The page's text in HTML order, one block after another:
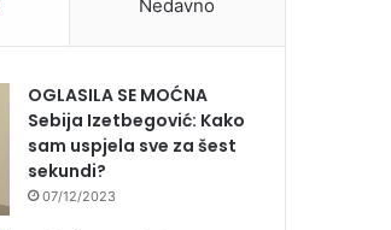
Nedavno
OGLASILA SE MOĆNA
Sebija Izetbegović: Kako
sam uspjela sve za šest
sekundi?
07/12/2023